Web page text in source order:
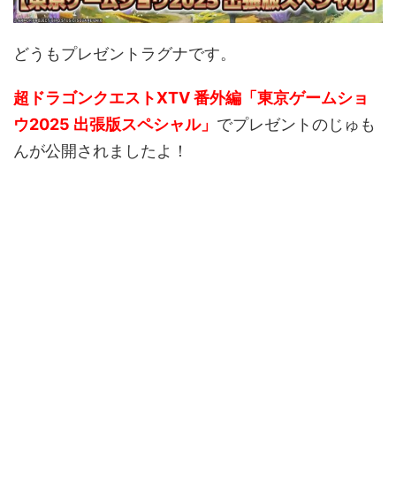
どうもプレゼントラグナです。
超ドラゴンクエストXTV 番外編「東京ゲームショ
ウ2025 出張版スペシャル」 でプレゼントのじゅも
んが公開されましたよ！